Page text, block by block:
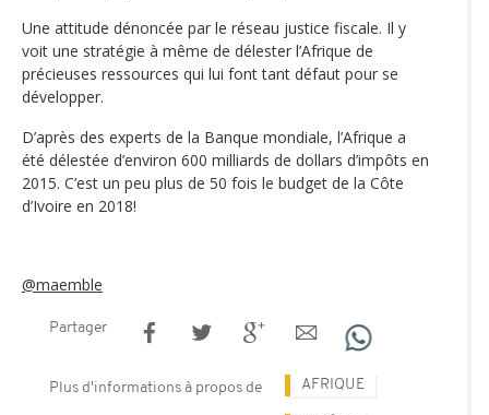
Une attitude dénoncée par le réseau justice fiscale. Il y
voit une stratégie à même de délester l’Afrique de
précieuses ressources qui lui font tant défaut pour se
développer.
D’après des experts de la Banque mondiale, l’Afrique a
été délestée d’environ 600 milliards de dollars d’impôts en
2015. C’est un peu plus de 50 fois le budget de la Côte
d’Ivoire en 2018!
@maemble
Partager
Plus d'informations à propos de AFRIQUE